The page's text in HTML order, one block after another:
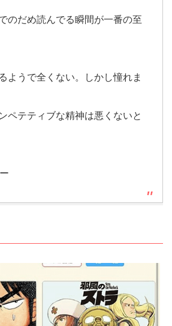
のだめ読んでる瞬間が一番の至
ようで全くない。しかし憧れま
ペテティブな精神は悪くないと